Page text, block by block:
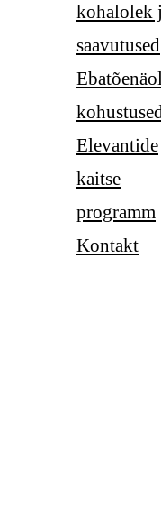
kohalolek
saavutused
Elevantide
kaitse
programm
Kontakt